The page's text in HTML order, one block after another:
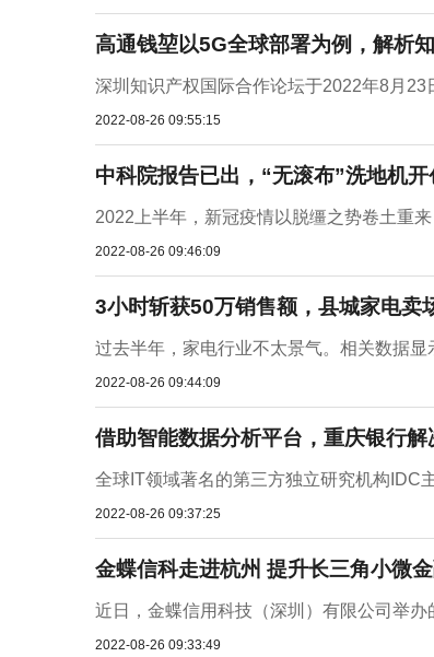
高通钱堃以5G全球部署为例，解析
深圳知识产权国际合作论坛于2022年8月
2022-08-26 09:55:15
中科院报告已出，“无滚布”洗地机
2022上半年，新冠疫情以脱缰之势卷土重
2022-08-26 09:46:09
3小时斩获50万销售额，县城家电卖
过去半年，家电行业不太景气。相关数据
2022-08-26 09:44:09
借助智能数据分析平台，重庆银行
全球IT领域著名的第三方独立研究机构IDC
2022-08-26 09:37:25
金蝶信科走进杭州 提升长三角小微
近日，金蝶信用科技（深圳）有限公司举
2022-08-26 09:33:49